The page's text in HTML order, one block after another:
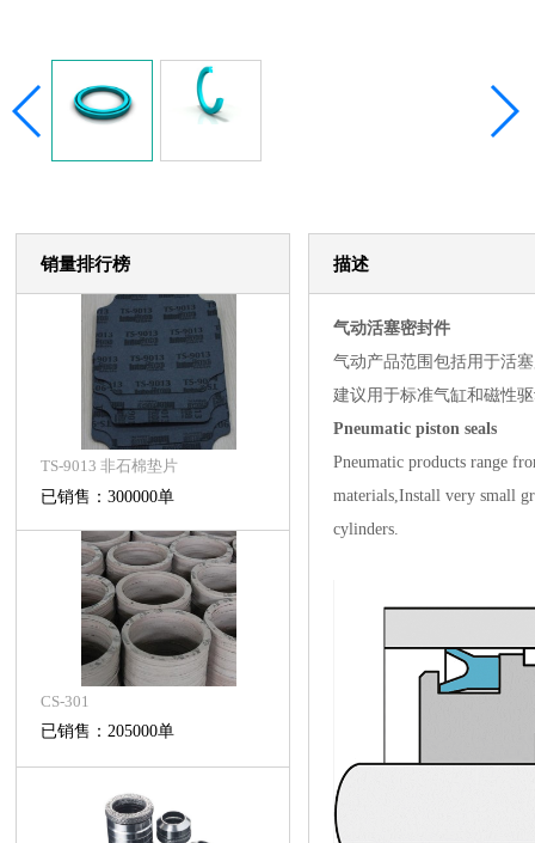
销量排行榜
TS-9013 非石棉垫片
已销售：300000单
CS-301
已销售：205000单
描述
气动活塞密封件
气动产品范围包括用于活
建议用于标准气缸和磁性
Pneumatic piston seals
Pneumatic products range
materials,Install very small
cylinders.